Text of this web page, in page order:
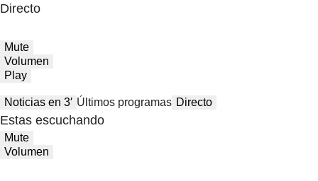
Directo
Mute
Volumen
Play
Noticias en 3′ Últimos programas Directo
Estas escuchando
Mute
Volumen